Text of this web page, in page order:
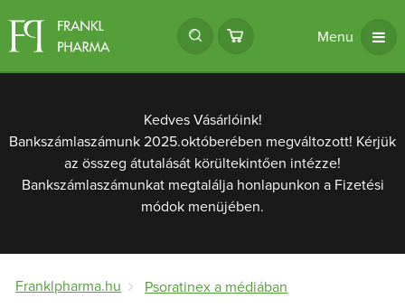
Menu
Kedves Vásárlóink!
Bankszámlaszámunk 2025.októberében megváltozott! Kérjük
az összeg átutalását körültekintően intézze!
Bankszámlaszámunkat megtalálja honlapunkon a Fizetési
módok menüjében.
Franklpharma.hu Psoratinex a médiában